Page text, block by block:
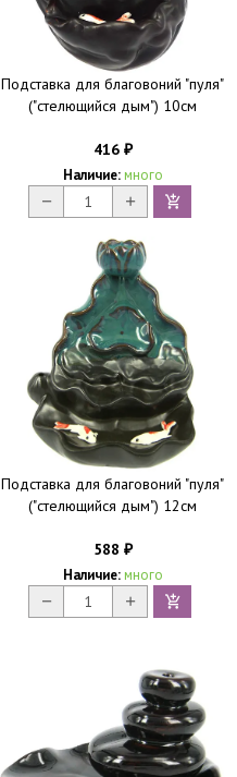
Подставка для благовоний "пуля"
("стелющийся дым") 10см
416 ₽
Наличие: много
Подставка для благовоний "пуля"
("стелющийся дым") 12см
588 ₽
Наличие: много